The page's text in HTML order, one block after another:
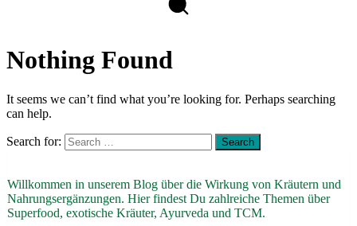
Nothing Found
It seems we can’t find what you’re looking for. Perhaps searching
can help.
Search for:
Willkommen in unserem Blog über die Wirkung von Kräutern und
Nahrungsergänzungen. Hier findest Du zahlreiche Themen über
Superfood, exotische Kräuter, Ayurveda und TCM.